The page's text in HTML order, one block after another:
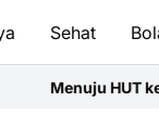
Sehat
IWO Soppeng